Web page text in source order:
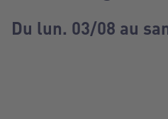
Du lun. 03/08 au